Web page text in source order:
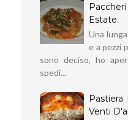
Estate.
Una
e a pezzi
sono deciso, ho
spedi...
Pastiera
Venti